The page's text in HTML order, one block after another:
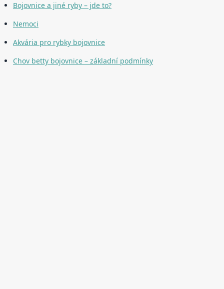
Bojovnice a jiné ryby – jde to?
Nemoci
Akvária pro rybky bojovnice
Chov betty bojovnice – základní podmínky